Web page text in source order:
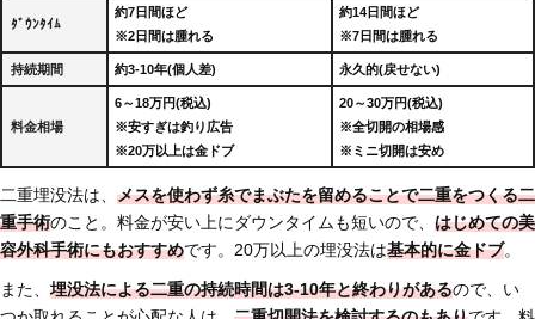
ﾀﾞｳﾝﾀｲﾑ
約7日間ほど
※2日間は腫れる
約14日間ほど
※7日間は腫れる
持続期間 約3-10年(個人差) 永久的(戻せない)
料金相場
6～18万円(税込)
※安すぎは釣り広告
※20万以上は金ドブ
20～30万円(税込)
※全切開の相場感
※ミニ切開は安め
二重埋没法は、 メスを使わず糸でまぶたを留めることで二重をつくる二
重手術のこと。料金が安い上にダウンタイムも短いので、 はじめての美
容外科手術にもおすすめです。20万以上の埋没法は基本的に金ドブ。
また、 埋没法による二重の持続時間は3-10年と終わりがあるので、い